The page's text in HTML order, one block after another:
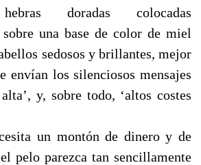
doradas colocadas
sobre una base de color de miel
sedosos y brillantes, mejor
envían los silenciosos mensajes
alta’, y, sobre todo, ‘altos costes
un montón de dinero y de
pelo parezca tan sencillamente